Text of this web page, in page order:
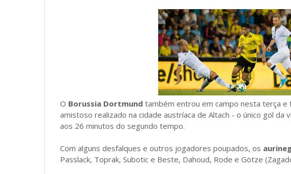
O Borussia Dortmund também entrou em campo nesta terça
amistoso realizado na cidade austríaca de Altach - o único gol da
aos 26 minutos do segundo tempo.
Com alguns desfalques e outros jogadores poupados, os
Passlack, Toprak, Subotic e Beste, Dahoud, Rode e Götze